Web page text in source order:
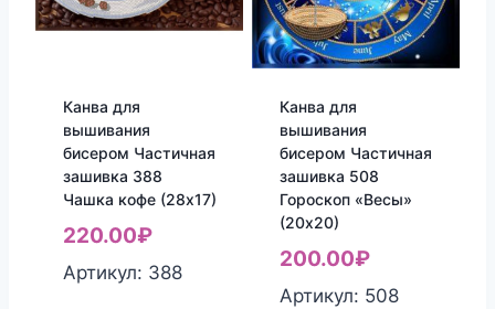
Канва для
вышивания
бисером Частичная
зашивка 388
Чашка кофе (28х17)
220.00₽
Артикул: 388
Канва для
вышивания
бисером Частичная
зашивка 508
Гороскоп «Весы»
(20х20)
200.00₽
Артикул: 508